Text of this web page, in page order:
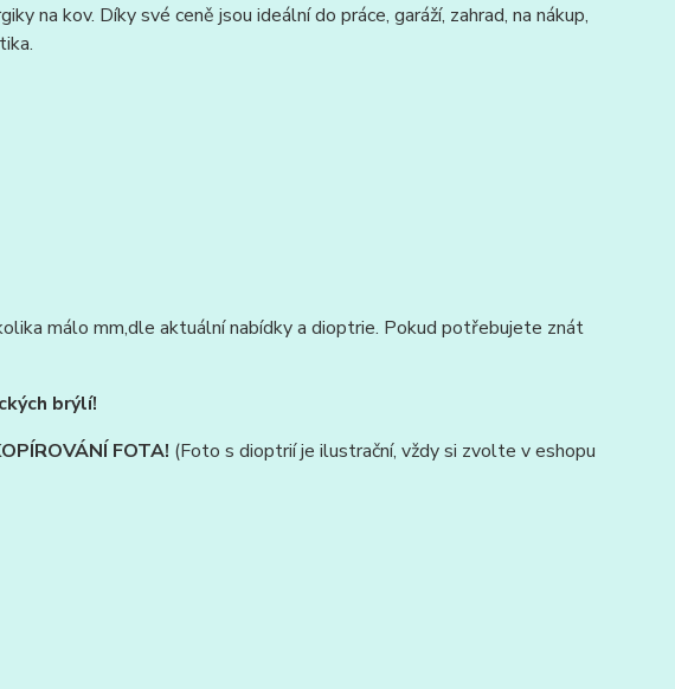
na kov. Díky své ceně jsou ideální do práce, garáží, zahrad, na nákup,
málo mm,dle aktuální nabídky a dioptrie. Pokud potřebujete znát
brýlí!
FOTA! (Foto s dioptrií je ilustrační, vždy si zvolte v eshopu